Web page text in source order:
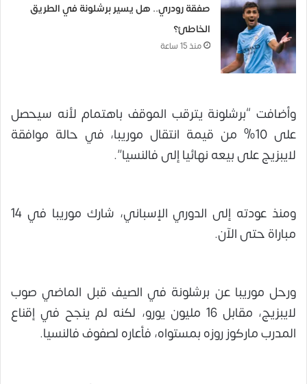
صفقة رودري.. هل يسير برشلونة في الطريق
الخاطئ؟
منذ 15 ساعة
وأضافت “برشلونة يترقب الموقف باهتمام لأنه سيحصل
على 10% من قيمة انتقال موريبا، في حالة موافقة
لايبزيج على بيعه نهائيا إلى فالنسيا”.
ومنذ عودته إلى الدوري الإسباني، شارك موريبا في 14
مباراة حتى الآن.
ورحل موريبا عن برشلونة في الصيف قبل الماضي صوب
لايبزيج، مقابل 16 مليون يورو، لكنه لم ينجح في إقناع
المدرب ماركوز روزه بمستواه، فأعاره لصفوف فالنسيا.